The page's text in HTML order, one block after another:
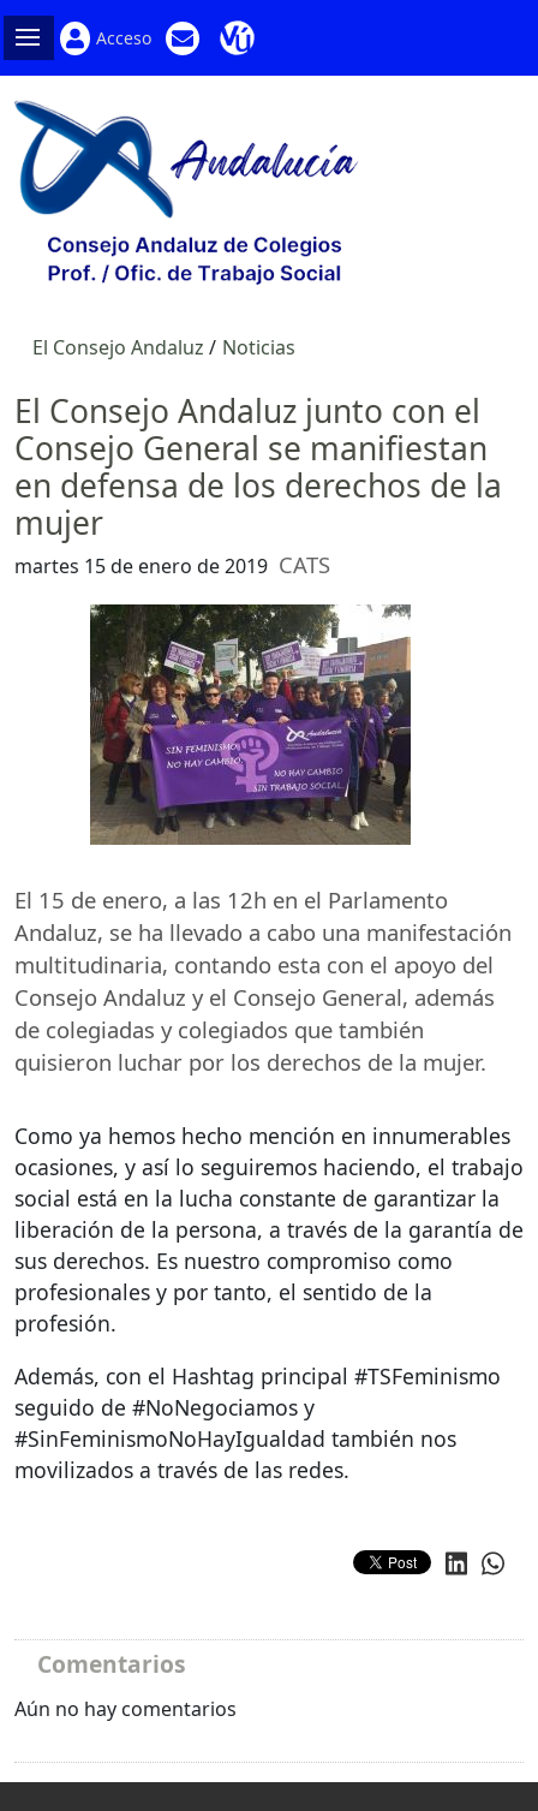
Acceso
El Consejo Andaluz Noticias
El Consejo Andaluz junto con el
Consejo General se manifiestan
en defensa de los derechos de la
mujer
martes 15 de enero de 2019 CATS
El 15 de enero, a las 12h en el Parlamento
Andaluz, se ha llevado a cabo una manifestación
multitudinaria, contando esta con el apoyo del
Consejo Andaluz y el Consejo General, además
de colegiadas y colegiados que también
quisieron luchar por los derechos de la mujer.
Como ya hemos hecho mención en innumerables
ocasiones, y así lo seguiremos haciendo, el trabajo
social está en la lucha constante de garantizar la
liberación de la persona, a través de la garantía de
sus derechos. Es nuestro compromiso como
profesionales y por tanto, el sentido de la
profesión.
Además, con el Hashtag principal #TSFeminismo
seguido de #NoNegociamos y
#SinFeminismoNoHayIgualdad también nos
movilizados a través de las redes.
Comentarios
Aún no hay comentarios